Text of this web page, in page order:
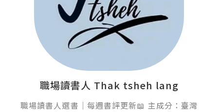
職場讀書人 Thak tsheh lang
職場讀書人選書｜每週書評更新📖 主成分：臺灣